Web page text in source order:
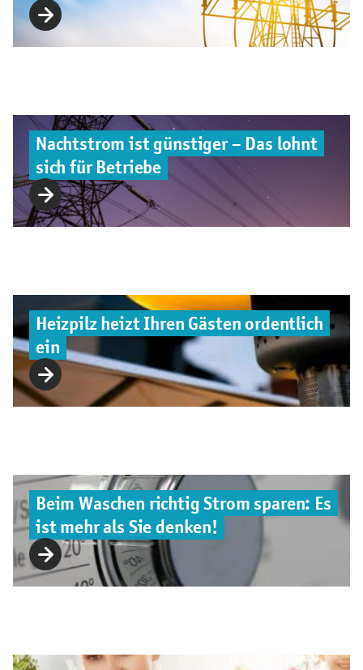
Nachtstrom ist günstiger – Das lohnt
sich für Betriebe
Heizpilz heizt Ihren Gästen ordentlich
ein
Beim Waschen richtig Strom sparen: Es
ist mehr als Sie denken!